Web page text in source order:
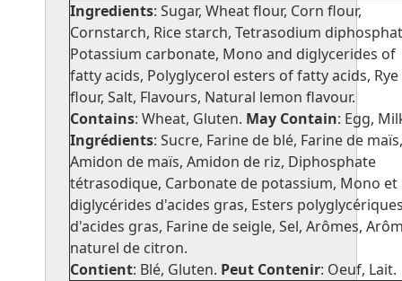
Ingredients: Sugar, Wheat flour, Corn flour,
Cornstarch, Rice starch, Tetrasodium
Potassium carbonate, Mono and diglycerides of
fatty acids, Polyglycerol esters of fatty acids, Rye
flour, Salt, Flavours, Natural lemon flavour.
Contains: Wheat, Gluten. May Contain: Egg,
Ingrédients: Sucre, Farine de blé, Farine de maïs,
Amidon de maïs, Amidon de riz, Diphosphate
tétrasodique, Carbonate de potassium, Mono et
diglycérides d'acides gras, Esters
d'acides gras, Farine de seigle, Sel, Arômes,
naturel de citron.
Contient: Blé, Gluten. Peut Contenir: Oeuf, Lait.